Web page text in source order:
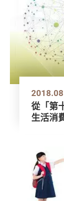
2018.08
從「第
生活消